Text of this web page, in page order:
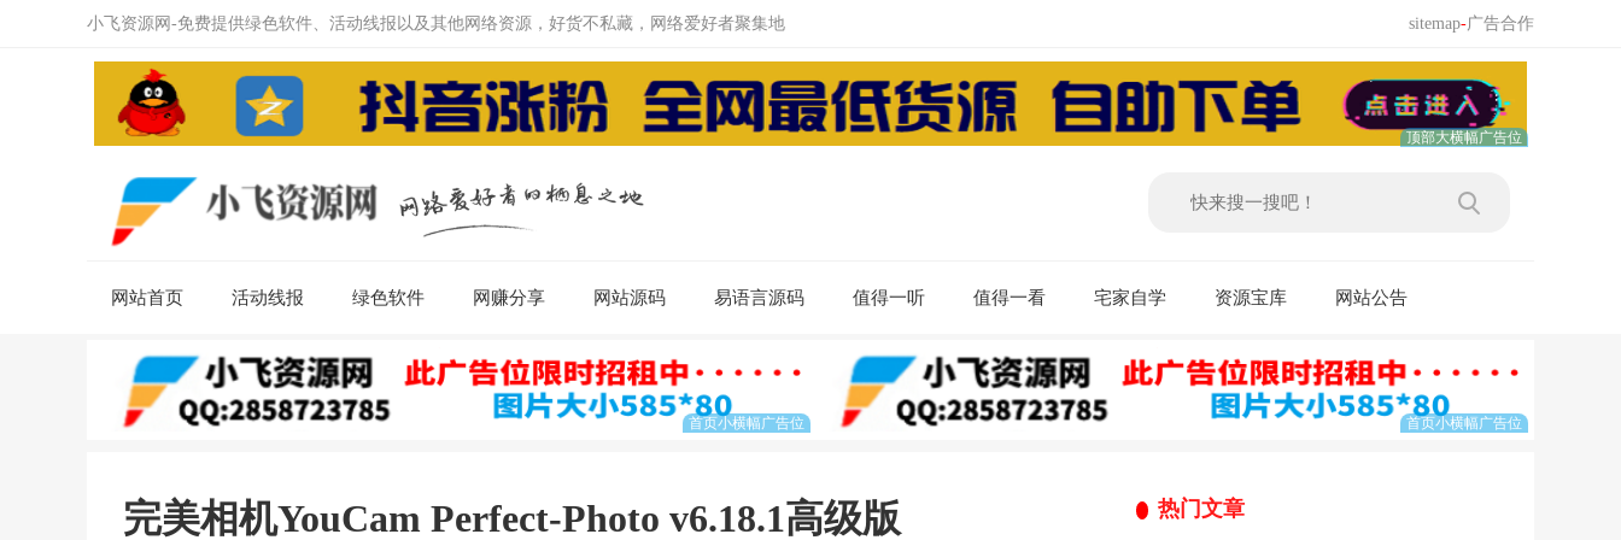
小飞资源网-免费提供绿色软件、活动线报以及其他网络资源，好货不私藏，网络爱好者聚集地 sitemap-广告合作
网站首页 活动线报 绿色软件 网赚分享 网站源码 易语言源码 值得一听 值得一看 宅家自学 资源宝库 网站公告
完美相机YouCam Perfect-Photo v6.18.1高级版 热门文章